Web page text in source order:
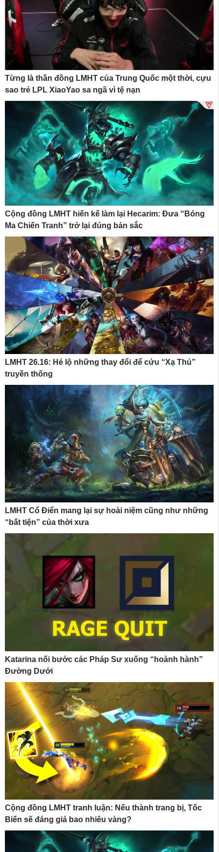
Từng là thần đồng LMHT của Trung Quốc một thời, cựu
sao trẻ LPL XiaoYao sa ngã vì tệ nạn
Cộng đồng LMHT hiến kế làm lại Hecarim: Đưa “Bóng
Ma Chiến Tranh” trở lại đúng bản sắc
LMHT 26.16: Hé lộ những thay đổi để cứu “Xạ Thủ”
truyền thống
LMHT Cổ Điển mang lại sự hoài niệm cũng như những
“bất tiện” của thời xưa
Katarina nối bước các Pháp Sư xuống “hoành hành”
Đường Dưới
Cộng đồng LMHT tranh luận: Nếu thành trang bị, Tốc
Biến sẽ đáng giá bao nhiêu vàng?